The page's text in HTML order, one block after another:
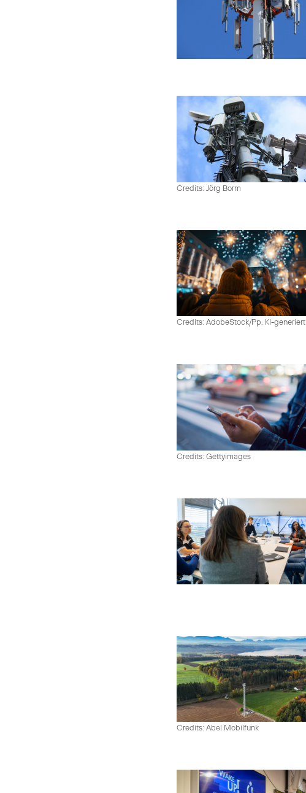
Credits: Jörg Borm
Credits: AdobeStock/Pp, KI-generiert
Credits: Gettyimages
Credits: Abel Mobilfunk